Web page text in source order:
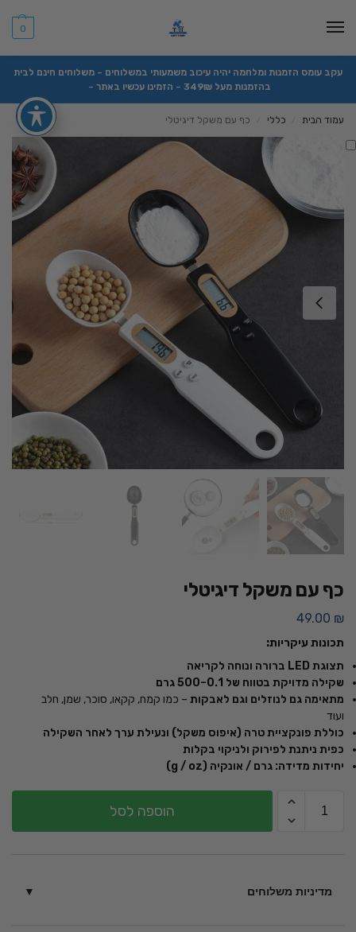
0
עקב עומס הזמנות ומלחמה יהיה עיכוב משמעותי במשלוחים – משלוחים חינם לבית
בהזמנות מעל 349₪ – הזמינו עכשיו באתר –
עמוד הבית כללי כף עם משקל דיגיטלי
כף עם משקל דיגיטלי
49.00 ₪
תכונות עיקריות:
תצוגת LED ברורה ונוחה לקריאה
שקילה מדויקת בטווח של 0.1–500 גרם
מתאימה גם לנוזלים וגם לאבקות – כמו קמח, קקאו, סוכר, שמן, חלב
ועוד
כוללת פונקציית טרה (איפוס משקל) ונעילת ערך לאחר השקילה
כפית ניתנת לפירוק ולניקוי בקלות
יחידות מדידה: גרם / אונקיה (g / oz)
הוספה לסל
מדיניות משלוחים